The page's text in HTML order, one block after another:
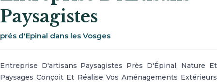
Paysagistes
prés d'Epinal dans les Vosges
Entreprise D'artisans Paysagistes Près D'Épinal, Nature Et
Paysages Conçoit Et Réalise Vos Aménagements Extérieurs